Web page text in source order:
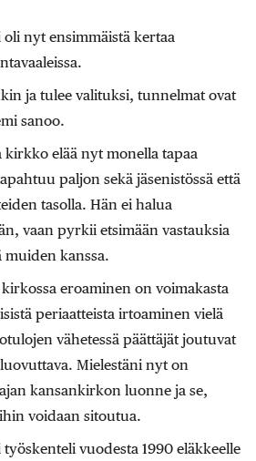
nyt ensimmäistä kertaa
ja tulee valituksi, tunnelmat ovat
sanoo.
kirkko elää nyt monella tapaa
paljon sekä jäsenistössä että
tasolla. Hän ei halua
vaan pyrkii etsimään vastauksia
kanssa.
kirkossa eroaminen on voimakasta
periaatteista irtoaminen vielä
vähetessä päättäjät joutuvat
Mielestäni nyt on
kansankirkon luonne ja se,
voidaan sitoutua.
vuodesta 1990 eläkkeelle